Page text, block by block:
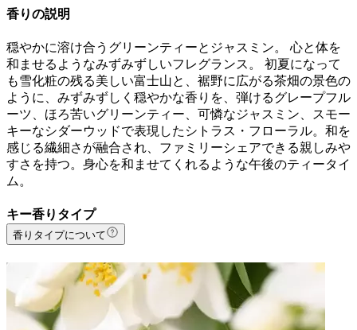
香りの説明
穏やかに溶け合うグリーンティーとジャスミン。 心と体を
和ませるようなみずみずしいフレグランス。 初夏になって
も雪化粧の残る美しい富士山と、裾野に広がる茶畑の景色の
ように、みずみずしく穏やかな香りを、弾けるグレープフル
ーツ、ほろ苦いグリーンティー、可憐なジャスミン、スモー
キーなシダーウッドで表現したシトラス・フローラル。和を
感じる繊細さが融合され、ファミリーシェアできる親しみや
すさを持つ。身心を和ませてくれるような午後のティータイ
ム。
キー香りタイプ
香りタイプについて